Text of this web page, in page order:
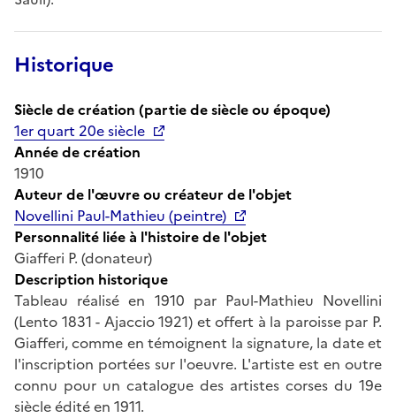
Historique
Siècle de création (partie de siècle ou époque)
1er quart 20e siècle
Année de création
1910
Auteur de l'œuvre ou créateur de l'objet
Novellini Paul-Mathieu (peintre)
Personnalité liée à l'histoire de l'objet
Giafferi P. (donateur)
Description historique
Tableau réalisé en 1910 par Paul-Mathieu Novellini
(Lento 1831 - Ajaccio 1921) et offert à la paroisse par P.
Giafferi, comme en témoignent la signature, la date et
l'inscription portées sur l'oeuvre. L'artiste est en outre
connu pour un catalogue des artistes corses du 19e
siècle édité en 1911.